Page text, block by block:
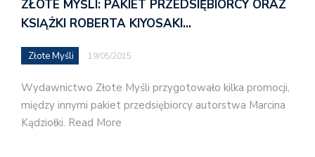
ZŁOTE MYŚLI: PAKIET PRZEDSIĘBIORCY ORAZ
KSIĄŻKI ROBERTA KIYOSAKI…
Złote Myśli 19/05/2015
Wydawnictwo Złote Myśli przygotowało kilka promocji,
między innymi pakiet przedsiębiorcy autorstwa Marcina
Kądziołki. Read More